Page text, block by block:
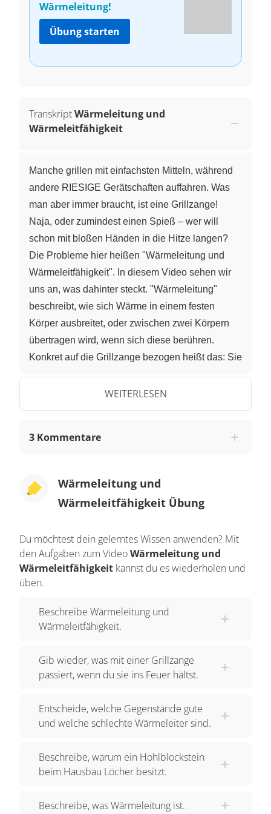
Wärmeleitung!
Übung starten
TranskriptWärmeleitung und
Wärmeleitfähigkeit
Manche grillen mit einfachsten Mitteln, während
andere RIESIGE Gerätschaften auffahren. Was
man aber immer braucht, ist eine Grillzange!
Naja, oder zumindest einen Spieß – wer will
schon mit bloßen Händen in die Hitze langen?
Die Probleme hier heißen "Wärmeleitung und
Wärmeleitfähigkeit". In diesem Video sehen wir
uns an, was dahinter steckt. "Wärmeleitung"
beschreibt, wie sich Wärme in einem festen
Körper ausbreitet, oder zwischen zwei Körpern
übertragen wird, wenn sich diese berühren.
Konkret auf die Grillzange bezogen heißt das: Sie
hältst. Aber sie wird natürlich nicht schlagartig
genauso heiß sein wie die Flammen! Was da
"Teilchenmodell" erklären. Zuerst nehmen DIE
SPITZE der Zange sitzen. Das führt dazu, dass
die Schwingung der Teilchen sich deutlich
und herwackeln. Dabei verlassen sie die Plätze
NICHT, sonst würde die Zange ja schmelzen,
aber sie stoßen ANEINANDER und geben so
sitzenden Teilchen weiter. So werden nach und
nach alle Teilchen der Grillzange in starke
die Zange geleitet – ihre Temperatur steigt. Das
DAUERT eine gewisse Zeit. Nimmst du die
das heißt, die Schwingungen der Teilchen
werden wieder schwächer. Einerseits, weil die
Umgebung abgegeben wird, andererseits aber
WEITERLESEN
3 Kommentare
Wärmeleitung und
Wärmeleitfähigkeit Übung
Du möchtest dein gelerntes Wissen anwenden? Mit
den Aufgaben zum VideoWärmeleitung und
Wärmeleitfähigkeit kannst du es wiederholen und
üben.
Beschreibe Wärmeleitung und
Wärmeleitfähigkeit.
Gib wieder, was mit einer Grillzange
passiert, wenn du sie ins Feuer hältst.
Entscheide, welche Gegenstände gute
und welche schlechte Wärmeleiter sind.
Beschreibe, warum ein Hohlblockstein
beim Hausbau Löcher besitzt.
Beschreibe, was Wärmeleitung ist.